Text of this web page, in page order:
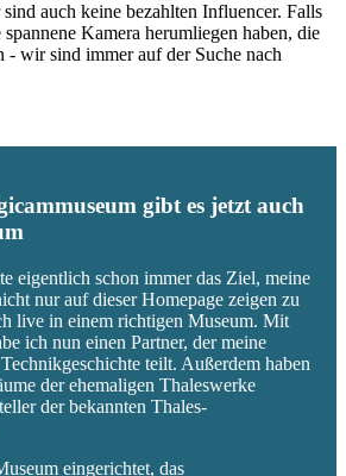
auch keine bezahlten Influencer. Falls
Kamera herumliegen haben, die
- wir sind immer auf der Suche nach
gibt es jetzt auch
eigentlich schon immer das Ziel, meine
nur auf dieser Homepage zeigen zu
live in einem richtigen Museum. Mit
ich nun einen Partner, der meine
teilt. Außerdem haben
der ehemaligen Thaleswerke
der bekannten Thales-
eingerichtet, das